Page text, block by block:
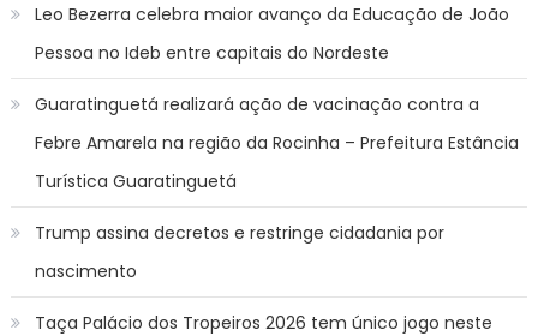
Leo Bezerra celebra maior avanço da Educação de João
Pessoa no Ideb entre capitais do Nordeste
Guaratinguetá realizará ação de vacinação contra a
Febre Amarela na região da Rocinha – Prefeitura Estância
Turística Guaratinguetá
Trump assina decretos e restringe cidadania por
nascimento
Taça Palácio dos Tropeiros 2026 tem único jogo neste